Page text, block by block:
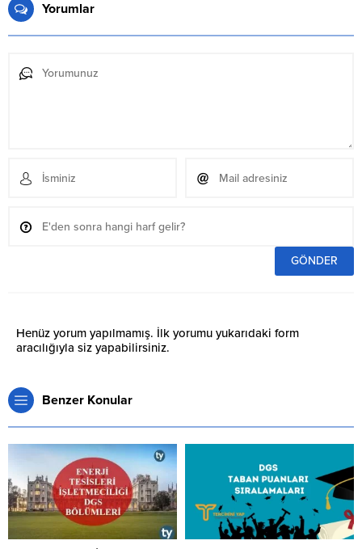
Yorumlar
Henüz yorum yapılmamış. İlk yorumu yukarıdaki form
aracılığıyla siz yapabilirsiniz.
Benzer Konular